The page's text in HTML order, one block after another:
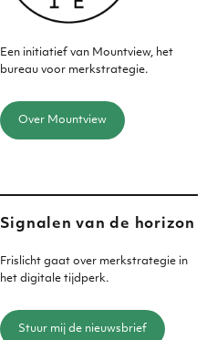
Een initiatief van Mountview, het
bureau voor merkstrategie.
Over Mountview
Signalen van de horizon
Frislicht gaat over merkstrategie in
het digitale tijdperk.
Stuur mij de nieuwsbrief